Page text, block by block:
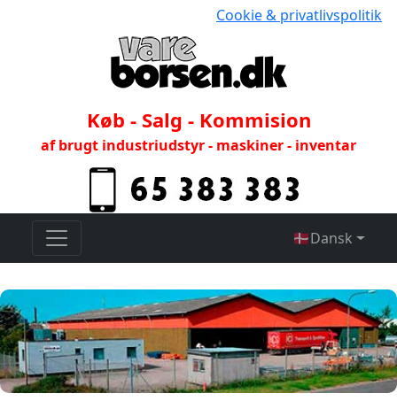
Cookie & privatlivspolitik
Køb - Salg - Kommision
af brugt industriudstyr - maskiner - inventar
🇩🇰Dansk